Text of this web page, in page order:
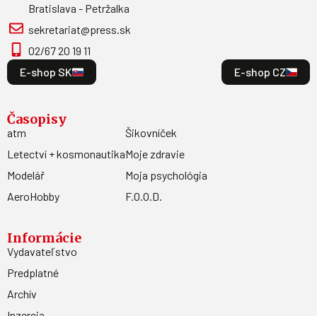
Bratislava - Petržalka
sekretariat@press.sk
02/67 20 19 11
E-shop SK
E-shop CZ
Časopisy
atm
Letectví + kosmonautika
Modelář
AeroHobby
Šikovníček
Moje zdravie
Moja psychológia
F.O.O.D.
Informácie
Vydavateľstvo
Predplatné
Archív